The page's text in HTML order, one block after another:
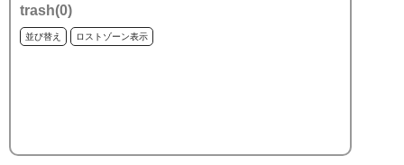
trash(0)
並び替え ロストゾーン表示